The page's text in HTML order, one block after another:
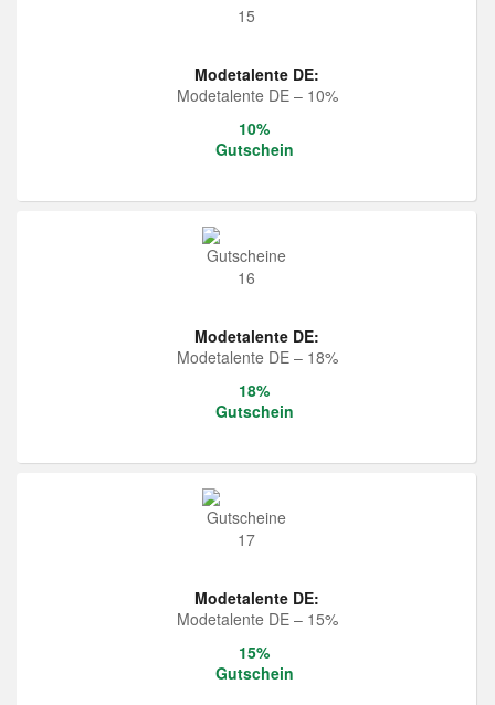
Modetalente DE:
Modetalente DE – 10%
10%
Gutschein
Modetalente DE:
Modetalente DE – 18%
18%
Gutschein
Modetalente DE:
Modetalente DE – 15%
15%
Gutschein